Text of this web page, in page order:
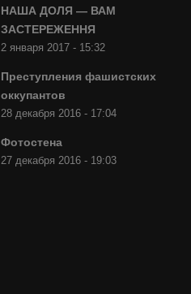
НАША ДОЛЯ — ВАМ
ЗАСТЕРЕЖЕННЯ
2 января 2017 - 15:32
Преступления фашистских
оккупантов
28 декабря 2016 - 17:04
Фотостена
27 декабря 2016 - 19:03